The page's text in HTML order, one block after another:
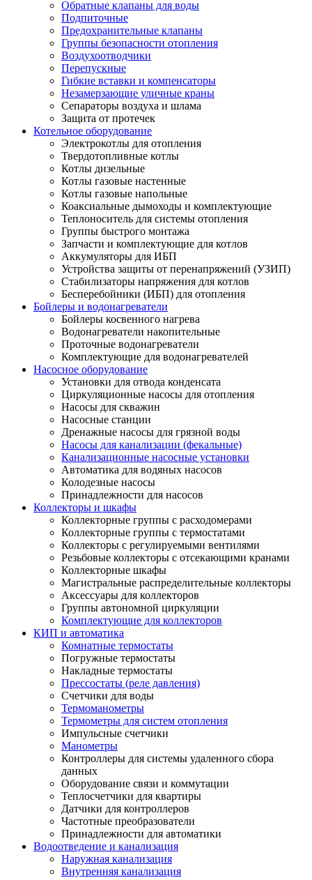
Обратные клапаны для воды
Подпиточные
Предохранительные клапаны
Группы безопасности отопления
Воздухоотводчики
Перепускные
Гибкие вставки и компенсаторы
Незамерзающие уличные краны
Сепараторы воздуха и шлама
Защита от протечек
Котельное оборудование
Электрокотлы для отопления
Твердотопливные котлы
Котлы дизельные
Котлы газовые настенные
Котлы газовые напольные
Коаксиальные дымоходы и комплектующие
Теплоноситель для системы отопления
Группы быстрого монтажа
Запчасти и комплектующие для котлов
Аккумуляторы для ИБП
Устройства защиты от перенапряжений (УЗИП)
Стабилизаторы напряжения для котлов
Бесперебойники (ИБП) для отопления
Бойлеры и водонагреватели
Бойлеры косвенного нагрева
Водонагреватели накопительные
Проточные водонагреватели
Комплектующие для водонагревателей
Насосное оборудование
Установки для отвода конденсата
Циркуляционные насосы для отопления
Насосы для скважин
Насосные станции
Дренажные насосы для грязной воды
Насосы для канализации (фекальные)
Канализационные насосные установки
Автоматика для водяных насосов
Колодезные насосы
Принадлежности для насосов
Коллекторы и шкафы
Коллекторные группы с расходомерами
Коллекторные группы с термостатами
Коллекторы с регулируемыми вентилями
Резьбовые коллекторы с отсекающими кранами
Коллекторные шкафы
Магистральные распределительные коллекторы
Аксессуары для коллекторов
Группы автономной циркуляции
Комплектующие для коллекторов
КИП и автоматика
Комнатные термостаты
Погружные термостаты
Накладные термостаты
Прессостаты (реле давления)
Счетчики для воды
Термоманометры
Термометры для систем отопления
Импульсные счетчики
Манометры
Контроллеры для системы удаленного сбора
данных
Оборудование связи и коммутации
Теплосчетчики для квартиры
Датчики для контроллеров
Частотные преобразователи
Принадлежности для автоматики
Водоотведение и канализация
Наружная канализация
Внутренняя канализация